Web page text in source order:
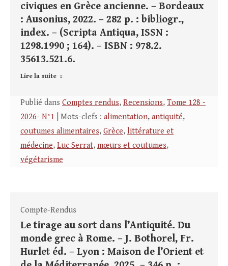
civiques en Grèce ancienne. – Bordeaux
: Ausonius, 2022. – 282 p. : bibliogr.,
index. – (Scripta Antiqua, ISSN :
1298.1990 ; 164). – ISBN : 978.2.
35613.521.6.
Lire la suite
Publié dans Comptes rendus, Recensions, Tome 128 -
2026- N°1 | Mots-clefs : alimentation, antiquité,
coutumes alimentaires, Grèce, littérature et
médecine, Luc Serrat, mœurs et coutumes,
végétarisme
Compte-Rendus
Le tirage au sort dans l’Antiquité. Du
monde grec à Rome. – J. Bothorel, Fr.
Hurlet éd. – Lyon : Maison de l’Orient et